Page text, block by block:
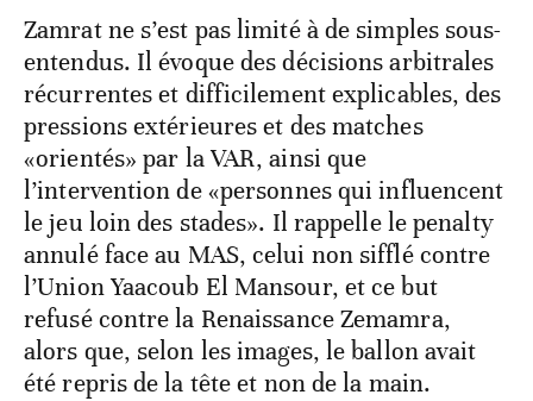
Zamrat ne s’est pas limité à de simples sous-
entendus. Il évoque des décisions arbitrales
récurrentes et difficilement explicables, des
pressions extérieures et des matches
«orientés» par la VAR, ainsi que
l’intervention de «personnes qui influencent
le jeu loin des stades». Il rappelle le penalty
annulé face au MAS, celui non sifflé contre
l’Union Yaacoub El Mansour, et ce but
refusé contre la Renaissance Zemamra,
alors que, selon les images, le ballon avait
été repris de la tête et non de la main.